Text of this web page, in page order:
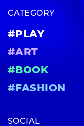
CATEGORY
#PLAY
#ART
#BOOK
#FASHION
SOCIAL